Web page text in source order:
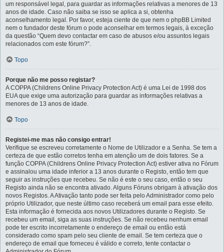
um responsável legal, para guardar as informações relativas a menores de 13
anos de idade. Caso não saiba se isso se aplica a si, obtenha
aconselhamento legal. Por favor, esteja ciente de que nem o phpBB Limited
nem o fundador deste fórum o pode aconselhar em termos legais, à exceção
da questão “Quem devo contactar em caso de abusos e/ou assuntos legais
relacionados com este fórum?”.
Topo
Porque não me posso registar?
A COPPA (Childrens Online Privacy Protection Act) é uma Lei de 1998 dos
EUA que exige uma autorização para guardar as informações relativas a
menores de 13 anos de idade.
Topo
Registei-me mas não consigo entrar!
Verifique se escreveu corretamente o Nome de Utilizador e a Senha. Se tem a
certeza de que estão corretos tenha em atenção um de dois fatores. Se a
função COPPA (Childrens Online Privacy Protection Act) estiver ativa no Fórum
e assinalou uma idade inferior a 13 anos durante o Registo, então tem que
seguir as instruções que recebeu. Se não é este o seu caso, então o seu
Registo ainda não se encontra ativado. Alguns Fóruns obrigam à ativação dos
novos Registos. A Ativação tanto pode ser feita pelo Administrador como pelo
próprio Utilizador, que neste último caso receberá um email para esse efeito.
Esta informação é fornecida aos novos Utilizadores durante o Registo. Se
recebeu um email, siga as suas instruções. Se não recebeu nenhum email
pode ter escrito incorretamente o endereço de email ou então está
considerado como spam pelo seu cliente de email. Se tem certeza que o
endereço de email que forneceu é válido e correto, tente contactar o